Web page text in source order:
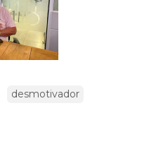
desmotivador